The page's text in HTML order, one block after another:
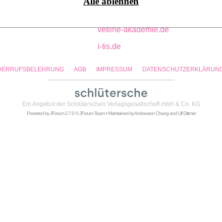
vetline-akademie.de
i-tis.de
AGB IMPRESSUM
Ein Angebot der Schlüterschen Verlagsgesellschaft mbH & Co. KG
Powered byJForum 2.7.0© JForum Team • Maintained byAndowson ChangandUlf Dittmer